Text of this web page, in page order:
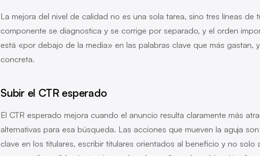
La mejora del nivel de calidad no es una sola tarea, sino tres líneas de
componente se diagnostica y se corrige por separado, y el orden
está «por debajo de la media» en las palabras clave que más gastan,
concreta.
Subir el CTR esperado
El CTR esperado mejora cuando el anuncio resulta claramente más
alternativas para esa búsqueda. Las acciones que mueven la aguja
clave en los titulares, escribir titulares orientados al beneficio y no solo